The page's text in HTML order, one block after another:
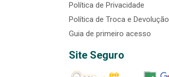
Política de Privacidade
Política de Troca e Devolução
Guia de primeiro acesso
Site Seguro